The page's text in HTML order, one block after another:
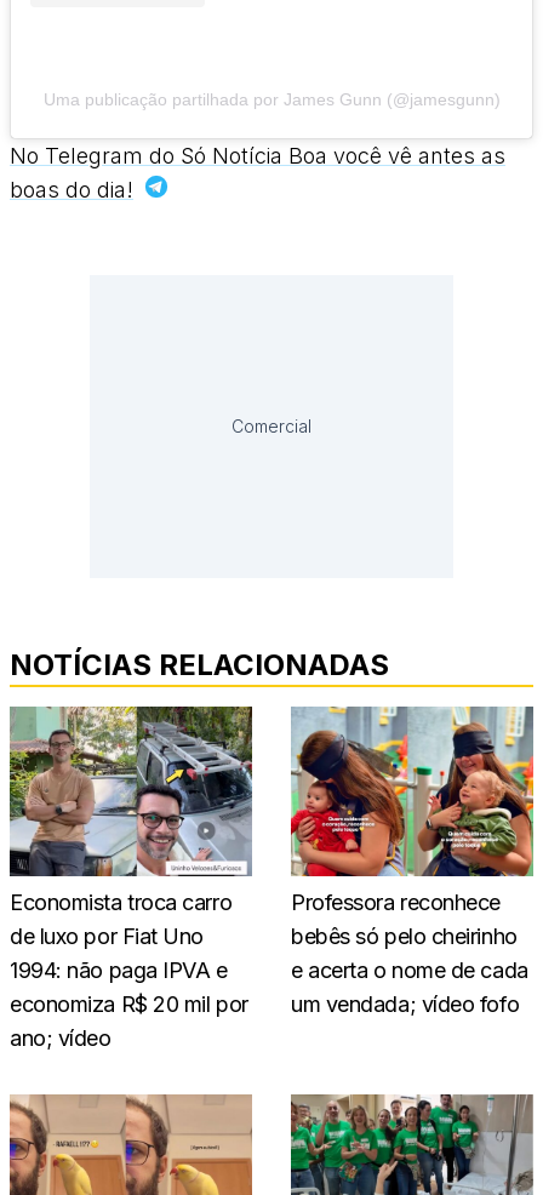
Uma publicação partilhada por James Gunn (@jamesgunn)
No Telegram do Só Notícia Boa você vê antes as
boas do dia!
Comercial
NOTÍCIAS RELACIONADAS
Economista troca carro
de luxo por Fiat Uno
1994: não paga IPVA e
economiza R$ 20 mil por
ano; vídeo
Professora reconhece
bebês só pelo cheirinho
e acerta o nome de cada
um vendada; vídeo fofo